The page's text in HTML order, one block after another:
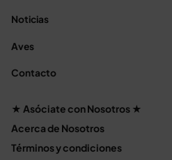
Noticias
Aves
Contacto
★ Asóciate con Nosotros ★
Acerca de Nosotros
Términos y condiciones